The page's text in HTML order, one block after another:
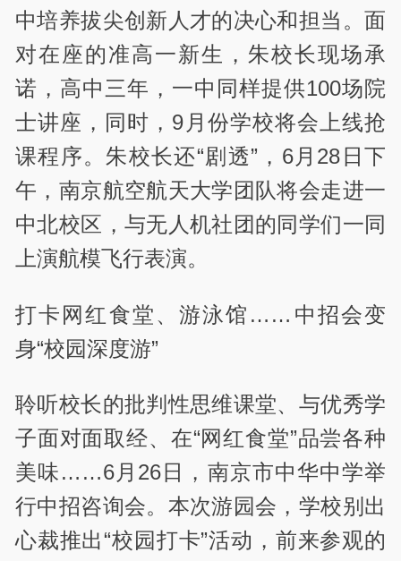
中培养拔尖创新人才的决心和担当。面
对在座的准高一新生，朱校长现场承
诺，高中三年，一中同样提供100场院
士讲座，同时，9月份学校将会上线抢
课程序。朱校长还“剧透”，6月28日下
午，南京航空航天大学团队将会走进一
中北校区，与无人机社团的同学们一同
上演航模飞行表演。
打卡网红食堂、游泳馆……中招会变
身“校园深度游”
聆听校长的批判性思维课堂、与优秀学
子面对面取经、在“网红食堂”品尝各种
美味……6月26日，南京市中华中学举
行中招咨询会。本次游园会，学校别出
心裁推出“校园打卡”活动，前来参观的